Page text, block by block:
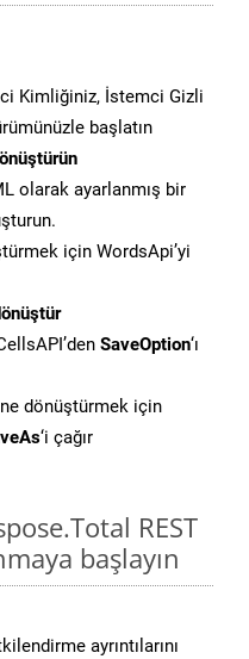
Kimliğiniz, İstemci Gizli
başlatın
olarak ayarlanmış bir
için WordsApi’yi
SaveOption‘ı
dönüştürmek için
‘i çağır
REST
başlayın
ayrıntılarını